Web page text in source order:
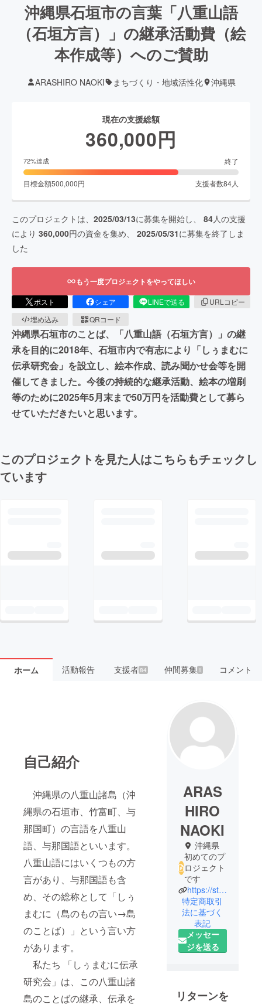
沖縄県石垣市の言葉「八重山語
（石垣方言）」の継承活動費（絵
本作成等）へのご賛助
ARASHIRO NAOKI まちづくり・地域活性化 沖縄県
現在の支援総額
360,000円
72%達成 終了
目標金額500,000円 支援者数84人
このプロジェクトは、 2025/03/13に募集を開始し、 84人の支援
により 360,000円の資金を集め、 2025/05/31に募集を終了しま
した
もう一度プロジェクトをやってほしい
ポスト シェア LINEで送る
URLコピー
埋め込み
QRコード
沖縄県石垣市のことば、「八重山語（石垣方言）」の継
承を目的に2018年、石垣市内で有志により「しぅまむに
伝承研究会」を設立し、絵本作成、読み聞かせ会等を開
催してきました。今後の持続的な継承活動、絵本の増刷
等のために2025年5月末まで50万円を活動費として募ら
せていただきたいと思います。
このプロジェクトを見た人はこちらもチェックし
ています
ホーム 活動報告 支援者84 仲間募集 1 コメント
自己紹介
沖縄県の八重山諸島（沖
縄県の石垣市、竹富町、与
那国町）の言語を八重山
語、与那国語といいます。
八重山語にはいくつもの方
言があり、与那国語も含
め、その総称として「しぅ
まむに（島のもの言い→島
のことば）」という言い方
があります。
私たち 「しぅまむに伝承
研究会」は、この八重山諸
島のことばの継承、伝承を
ARAS
HIRO
NAOKI
沖縄県
初めてのプ
ロジェクト
です
https://study-group-on-yaeyama-language-inheritance.jimdosite.com/
特定商取引
法に基づく
表記
メッセー
ジを送る
リターンを